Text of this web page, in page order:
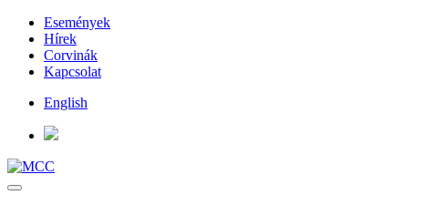
Események
Hírek
Corvinák
Kapcsolat
English